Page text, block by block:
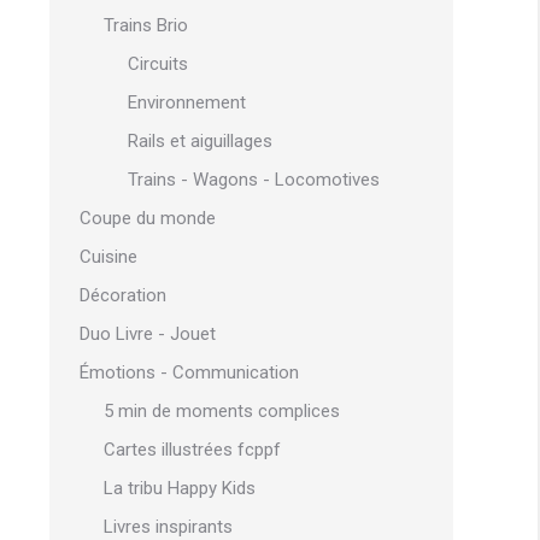
Trains Brio
Circuits
Environnement
Rails et aiguillages
Trains - Wagons - Locomotives
Coupe du monde
Cuisine
Décoration
Duo Livre - Jouet
Émotions - Communication
5 min de moments complices
Cartes illustrées fcppf
La tribu Happy Kids
Livres inspirants